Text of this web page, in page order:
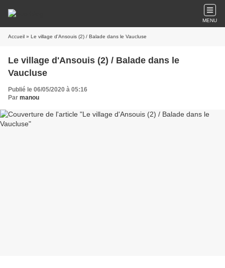
MENU
Accueil » Le village d'Ansouis (2) / Balade dans le Vaucluse
Le village d'Ansouis (2) / Balade dans le
Vaucluse
Publié le 06/05/2020 à 05:16
Par manou